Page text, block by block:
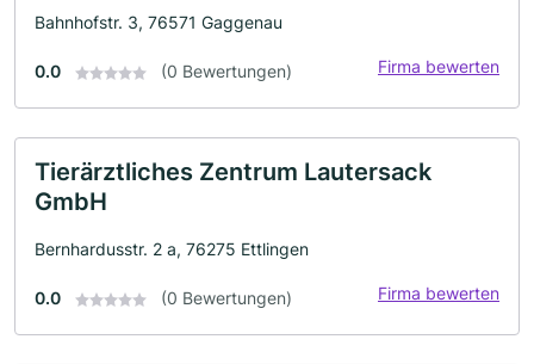
Bahnhofstr. 3, 76571 Gaggenau
0.0 (0 Bewertungen) Firma bewerten
Tierärztliches Zentrum Lautersack
GmbH
Bernhardusstr. 2 a, 76275 Ettlingen
0.0 (0 Bewertungen) Firma bewerten